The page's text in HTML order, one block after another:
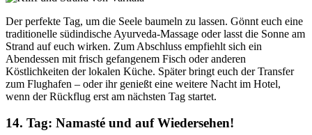
Der perfekte Tag, um die Seele baumeln zu lassen. Gönnt euch eine
traditionelle südindische Ayurveda-Massage oder lasst die Sonne am
Strand auf euch wirken. Zum Abschluss empfiehlt sich ein
Abendessen mit frisch gefangenem Fisch oder anderen
Köstlichkeiten der lokalen Küche. Später bringt euch der Transfer
zum Flughafen – oder ihr genießt eine weitere Nacht im Hotel,
wenn der Rückflug erst am nächsten Tag startet.
14. Tag: Namasté und auf Wiedersehen!